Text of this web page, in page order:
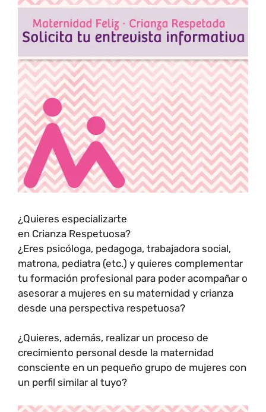
¿Quieres especializarte
en Crianza Respetuosa?
¿Eres psicóloga, pedagoga, trabajadora social,
matrona, pediatra (etc.) y quieres complementar
tu formación profesional para poder acompañar o
asesorar a mujeres en su maternidad y crianza
desde una perspectiva respetuosa?
¿Quieres, además, realizar un proceso de
crecimiento personal desde la maternidad
consciente en un pequeño grupo de mujeres con
un perfil similar al tuyo?